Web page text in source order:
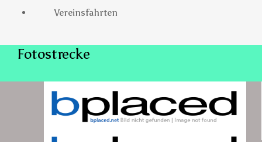
Vereinsfahrten
Fotostrecke